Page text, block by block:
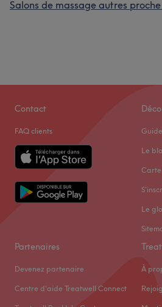
Salons de massage autres
Contact
FAQ clients
Le
Le
Partenaires
Devenez partenaire
Centre d'aide Treatwell Connect
À